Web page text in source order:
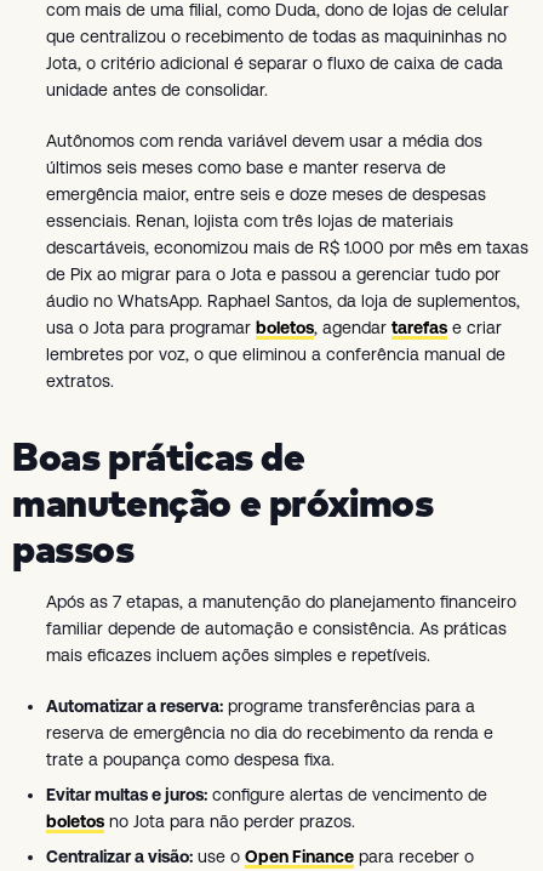
com mais de uma filial, como Duda, dono de lojas de celular
que centralizou o recebimento de todas as maquininhas no
Jota, o critério adicional é separar o fluxo de caixa de cada
unidade antes de consolidar.
Autônomos com renda variável devem usar a média dos
últimos seis meses como base e manter reserva de
emergência maior, entre seis e doze meses de despesas
essenciais. Renan, lojista com três lojas de materiais
descartáveis, economizou mais de R$ 1.000 por mês em taxas
de Pix ao migrar para o Jota e passou a gerenciar tudo por
áudio no WhatsApp. Raphael Santos, da loja de suplementos,
usa o Jota para programar boletos, agendar tarefas e criar
lembretes por voz, o que eliminou a conferência manual de
extratos.
Boas práticas de
manutenção e próximos
passos
Após as 7 etapas, a manutenção do planejamento financeiro
familiar depende de automação e consistência. As práticas
mais eficazes incluem ações simples e repetíveis.
Automatizar a reserva: programe transferências para a
reserva de emergência no dia do recebimento da renda e
trate a poupança como despesa fixa.
Evitar multas e juros: configure alertas de vencimento de
boletos no Jota para não perder prazos.
Centralizar a visão: use o Open Finance para receber o